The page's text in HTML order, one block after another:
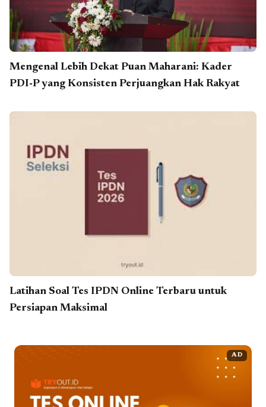
Mengenal Lebih Dekat Puan Maharani: Kader
PDI-P yang Konsisten Perjuangkan Hak Rakyat
Latihan Soal Tes IPDN Online Terbaru untuk
Persiapan Maksimal
AD